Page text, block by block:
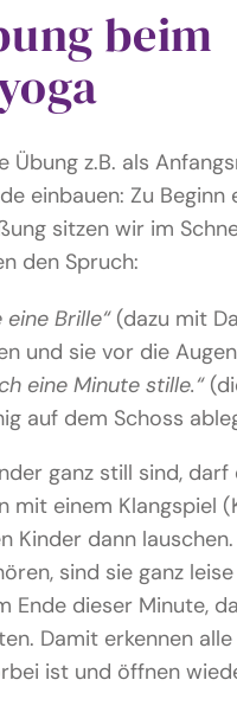
beim
Übung z.B. als
einbauen: Zu Beginn
sitzen wir im
den Spruch:
eine Brille“(dazu mit
und sie vor die
eine Minute stille.“
auf dem Schoss
ganz still sind,
mit einem Klangspiel
Kinder dann
sind sie ganz
Ende dieser Minute,
Damit erkennen
ist und öffnen